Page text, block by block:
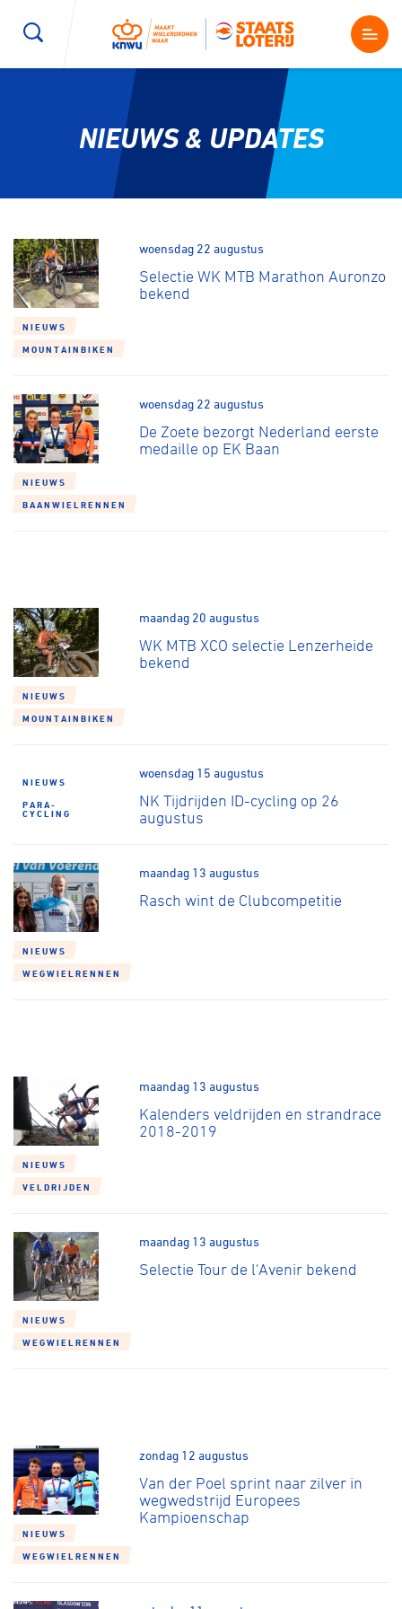
Kenniscentrum
Magazine
Nieuws
Shop
Producten en diensten
Over ons
Lid worden
NIEUWS & UPDATES
NIEUWS
MOUNTAINBIKEN
woensdag 22 augustus
Selectie WK MTB Marathon Auronzo
bekend
NIEUWS
BAANWIELRENNEN
woensdag 22 augustus
De Zoete bezorgt Nederland eerste
medaille op EK Baan
NIEUWS
MOUNTAINBIKEN
maandag 20 augustus
WK MTB XCO selectie Lenzerheide
bekend
NIEUWS
PARA-
CYCLING
woensdag 15 augustus
NK Tijdrijden ID-cycling op 26
augustus
NIEUWS
WEGWIELRENNEN
maandag 13 augustus
Rasch wint de Clubcompetitie
NIEUWS
VELDRIJDEN
maandag 13 augustus
Kalenders veldrijden en strandrace
2018-2019
NIEUWS
WEGWIELRENNEN
maandag 13 augustus
Selectie Tour de l'Avenir bekend
NIEUWS
WEGWIELRENNEN
zondag 12 augustus
Van der Poel sprint naar zilver in
wegwedstrijd Europees
Kampioenschap
Mountainbiken
E-Racing
Baanwielrennen Strandrace
BMX freestyle
Pumptrack Fixed gear